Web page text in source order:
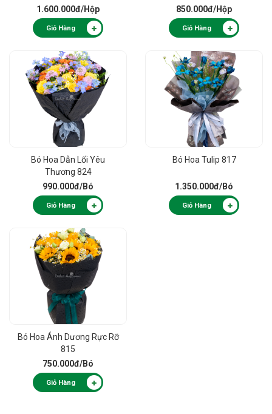
1.600.000đ/Hộp
Giỏ Hàng
850.000đ/Hộp
Giỏ Hàng
Bó Hoa Dẫn Lối Yêu
Thương 824
990.000đ/Bó
Giỏ Hàng
Bó Hoa Tulip 817
1.350.000đ/Bó
Giỏ Hàng
Bó Hoa Ánh Dương Rực Rỡ
815
750.000đ/Bó
Giỏ Hàng